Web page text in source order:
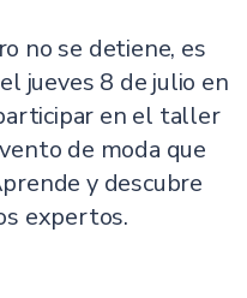
no se detiene, es
jueves 8 de julio en
en el taller
de moda que
y descubre
expertos.